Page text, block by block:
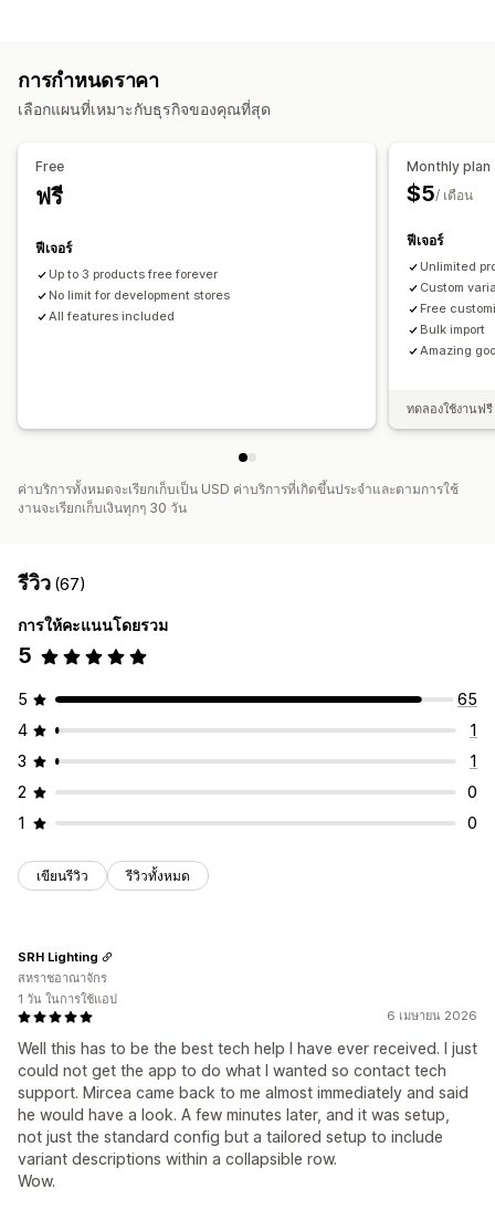
สินค้าคงคลัง
แสดงสินค้าในสต็อก
การอ้างอิง
หลายภาษา
การกำหนดราคา
เลือกแผนที่เหมาะกับธุรกิจของคุณที่สุด
Free
ฟรี
ฟีเจอร์
Up to 3 products free forever
No limit for development stores
All features included
Monthly plan
$5/ เดือน
ฟีเจอร์
Unlimited
Custom
Free
Bulk import
Amazing
ทดลองใช้งานฟ
ค่าบริการทั้งหมดจะเรียกเก็บเป็น USD ค่าบริการที่เกิดขึ้นประจำและตามการใช้
งานจะเรียกเก็บเงินทุกๆ 30 วัน
รีวิว (67)
การให้คะแนนโดยรวม
5
5
65
4
1
3
1
2
0
1
0
เขียนรีวิว รีวิวทั้งหมด
6 เมษายน 2026
Well this has to be the best tech help I have ever received. I just
could not get the app to do what I wanted so contact tech
support. Mircea came back to me almost immediately and said
he would have a look. A few minutes later, and it was setup,
not just the standard config but a tailored setup to include
variant descriptions within a collapsible row.
Wow.
SRH Lighting
สหราชอาณาจักร
1 วัน ในการใช้แอป